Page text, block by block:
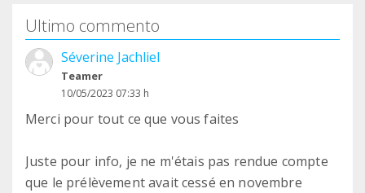
Ultimo commento
Séverine Jachliel
Teamer
10/05/2023 07:33 h
Merci pour tout ce que vous faites
Juste pour info, je ne m'étais pas rendue compte
que le prélèvement avait cessé en novembre